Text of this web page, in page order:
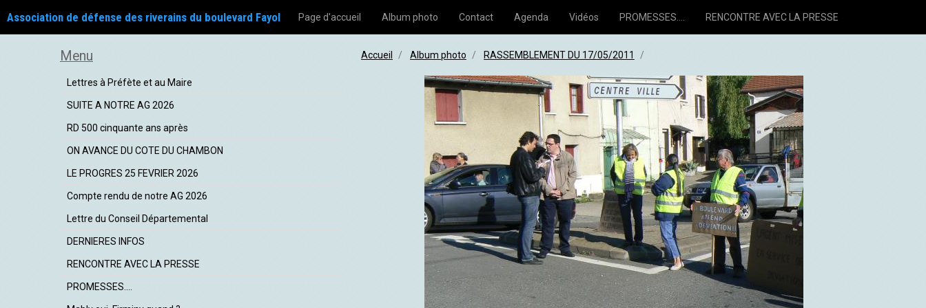
Association de défense des riverains du boulevard Fayol Page d'accueil Album photo Contact Agenda Vidéos PROMESSES.... RENCONTRE AVEC LA PRESSE
Accueil Album photo RASSEMBLEMENT DU 17/05/2011
Menu
Lettres à Préfète et au Maire
SUITE A NOTRE AG 2026
RD 500 cinquante ans après
ON AVANCE DU COTE DU CHAMBON
LE PROGRES 25 FEVRIER 2026
Compte rendu de notre AG 2026
Lettre du Conseil Départemental
DERNIERES INFOS
RENCONTRE AVEC LA PRESSE
PROMESSES....